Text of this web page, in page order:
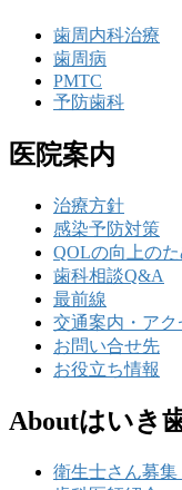
歯周内科治療
歯周病
PMTC
予防歯科
医院案内
治療方針
感染予防対策
QOLの向上のた
歯科相談Q&A
最前線
交通案内・アク
お問い合せ先
お役立ち情報
Aboutはいき
衛生士さん募集